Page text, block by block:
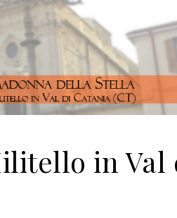
in Val